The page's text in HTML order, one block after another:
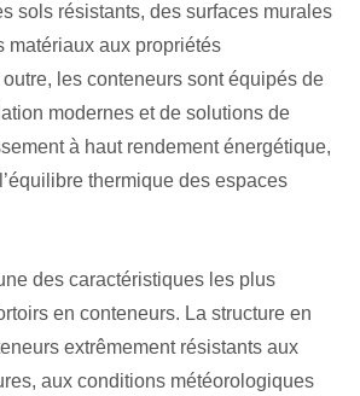
sols résistants, des surfaces murales
matériaux aux propriétés
les conteneurs sont équipés de
modernes et de solutions de
à haut rendement énergétique,
thermique des espaces
des caractéristiques les plus
en conteneurs. La structure en
extrêmement résistants aux
aux conditions météorologiques